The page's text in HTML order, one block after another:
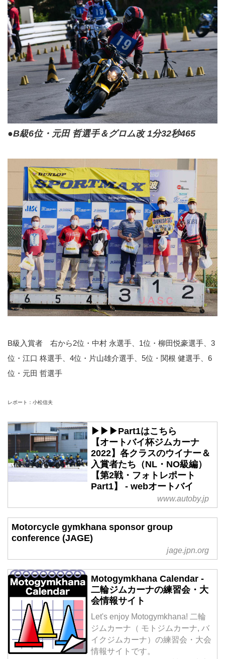
●B級6位・元田 哲選手＆グロム改 1分32秒465
B級入賞者 右から2位・中村 永選手、1位・柳田悦豪選手、3
位・江口 柊選手、4位・片山雄介選手、5位・関根 健選手、6
位・元田 哲選手
レポート：小松信夫
▶▶▶Part1はこちら
【オートバイ杯ジムカーナ
2022】各クラスのウイナー＆
入賞者たち（NL・NO級編）
【第2戦・フォトレポート
Part1】 - webオートバイ
www.autoby.jp
Motorcycle gymkhana sponsor group
conference (JAGE)
jage.jpn.org
Motogymkhana Calendar -
二輪ジムカーナの練習会・大
会情報サイト
Let's enjoy Motogymkhana! 二輪
ジムカーナ（ モトジムカーナ, バ
イクジムカーナ）の練習会・大会
情報サイトです。